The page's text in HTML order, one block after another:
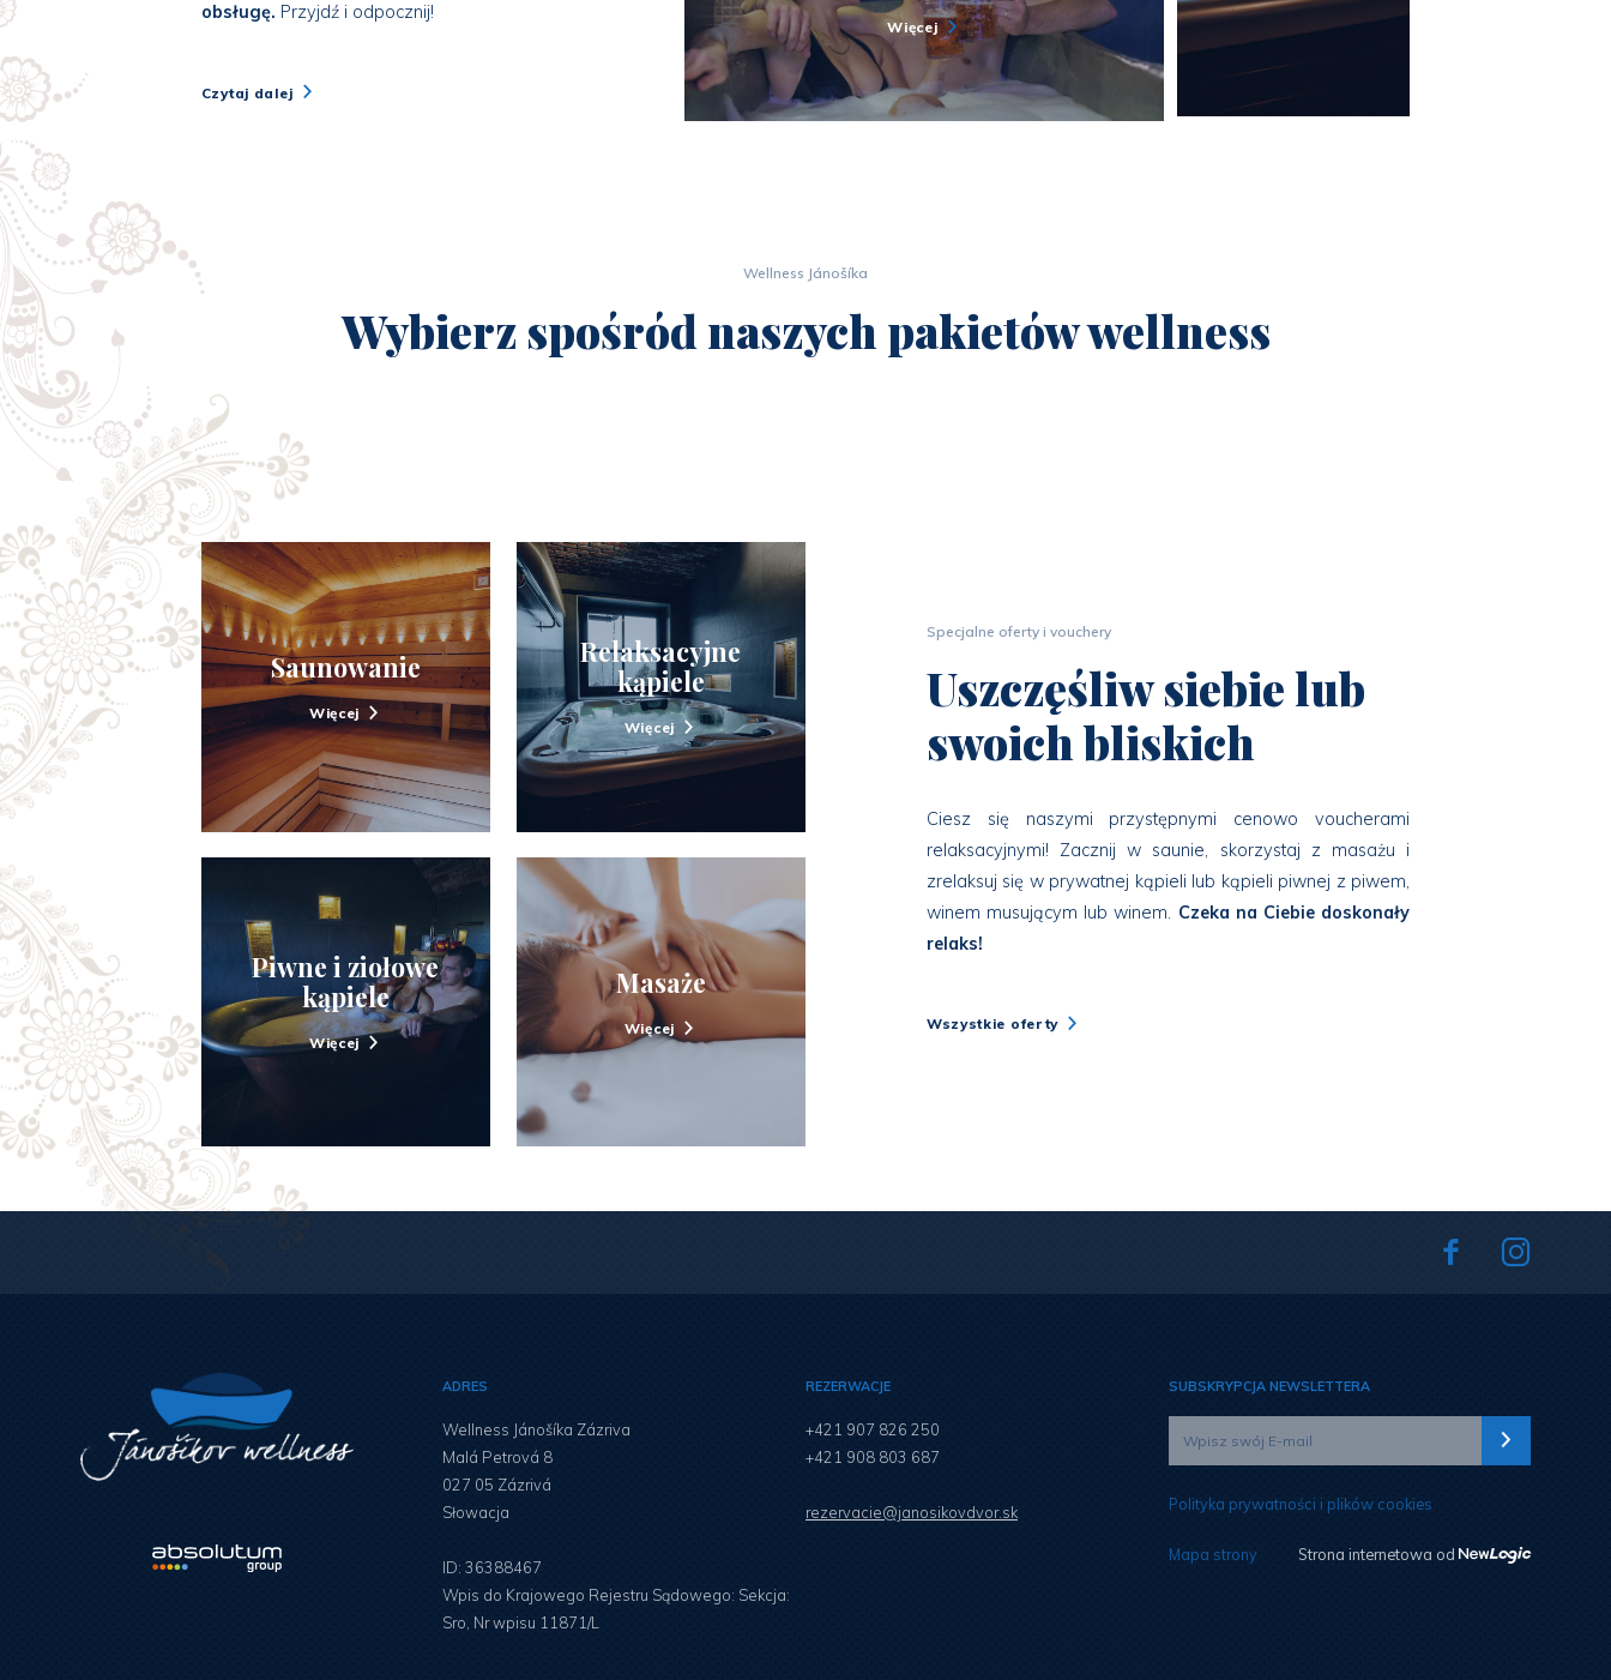
obsługę. Przyjdź i odpocznij!
Czytaj dalej
Więcej
Wellness Jánošíka
Wybierz spośród naszych pakietów wellness
Specjalne oferty i vouchery
Uszczęśliw siebie lub
swoich bliskich
Ciesz się naszymi przystępnymi cenowo voucherami
relaksacyjnymi! Zacznij w saunie, skorzystaj z masażu i
zrelaksuj się w prywatnej kąpieli lub kąpieli piwnej z piwem,
winem musującym lub winem. Czeka na Ciebie doskonały
relaks!
Wszystkie oferty
Saunowanie
Więcej
Relaksacyjne
kąpiele
Więcej
Piwne i ziołowe
kąpiele
Więcej
Masaże
Więcej
ADRES
Wellness Jánošíka Zázriva
Malá Petrová 8
027 05 Zázrivá
Słowacja
ID: 36388467
Wpis do Krajowego Rejestru Sądowego: Sekcja:
Sro, Nr wpisu 11871/L
REZERWACJE
+421 907 826 250
+421 908 803 687
rezervacie@janosikovdvor.sk
SUBSKRYPCJA NEWSLETTERA
Polityka prywatności i plików cookies
Mapa strony Strona internetowa od